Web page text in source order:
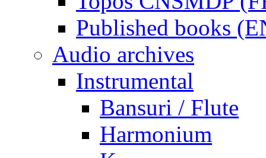
Published books
Audio archives
Instrumental
Bansuri / Flute
Harmonium